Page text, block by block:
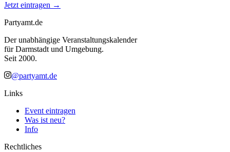
Jetzt eintragen →
Partyamt.de
Der unabhängige Veranstaltungskalender
für Darmstadt und Umgebung.
Seit 2000.
@partyamt.de
Links
Event eintragen
Was ist neu?
Info
Rechtliches